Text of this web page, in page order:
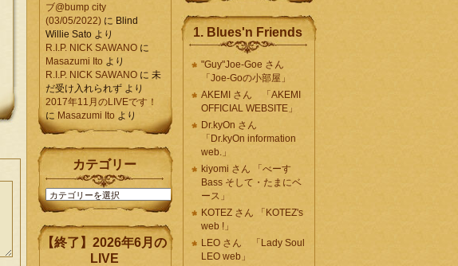
ブ@bump city
(03/05/2022) に Blind
Willie Sato より
R.I.P. NICK SAWANO に
Masazumi Ito より
R.I.P. NICK SAWANO に 未
だ受け入れられず より
2017年11月のLIVEです！
に Masazumi Ito より
カテゴリー
カ
テ
リ
ー
【終了】2026年6月の
LIVE
1. Blues'n Friends
"Guy"Joe-Goe さん
「Joe-Goの小部屋」
AKEMI さん 「AKEMI
OFFICIAL WEBSITE」
Dr.kyOn さん
「Dr.kyOn information
web.」
kiyomi さん 「べーす
Bass そして・たまにベ
ース」
KOTEZ さん 「KOTEZ's
web !」
LEO さん 「Lady Soul
LEO web」